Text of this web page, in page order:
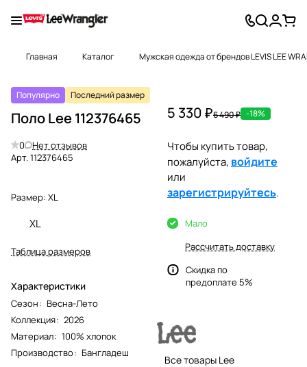
Главная Каталог Мужская одежда от брендов LEVIS LEE
Популярно Последний размер
Поло Lee 112376465
0
Нет отзывов
Арт.112376465
Размер: XL
XL
Таблица размеров
Характеристики
Сезон: Весна-Лето
Коллекция: 2026
Материал: 100% хлопок
Производство: Бангладеш
5 330 ₽6 490 ₽ -18%
Чтобы купить товар,
пожалуйста, войдите
или
зарегистрируйтесь.
Мало
Рассчитать доставку
Скидка по
предоплате 5%
Все товары Lee